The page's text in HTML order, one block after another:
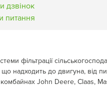
дзвінок
питання
фільтрації
надходить до двигуна, від
John Deere, Claas,